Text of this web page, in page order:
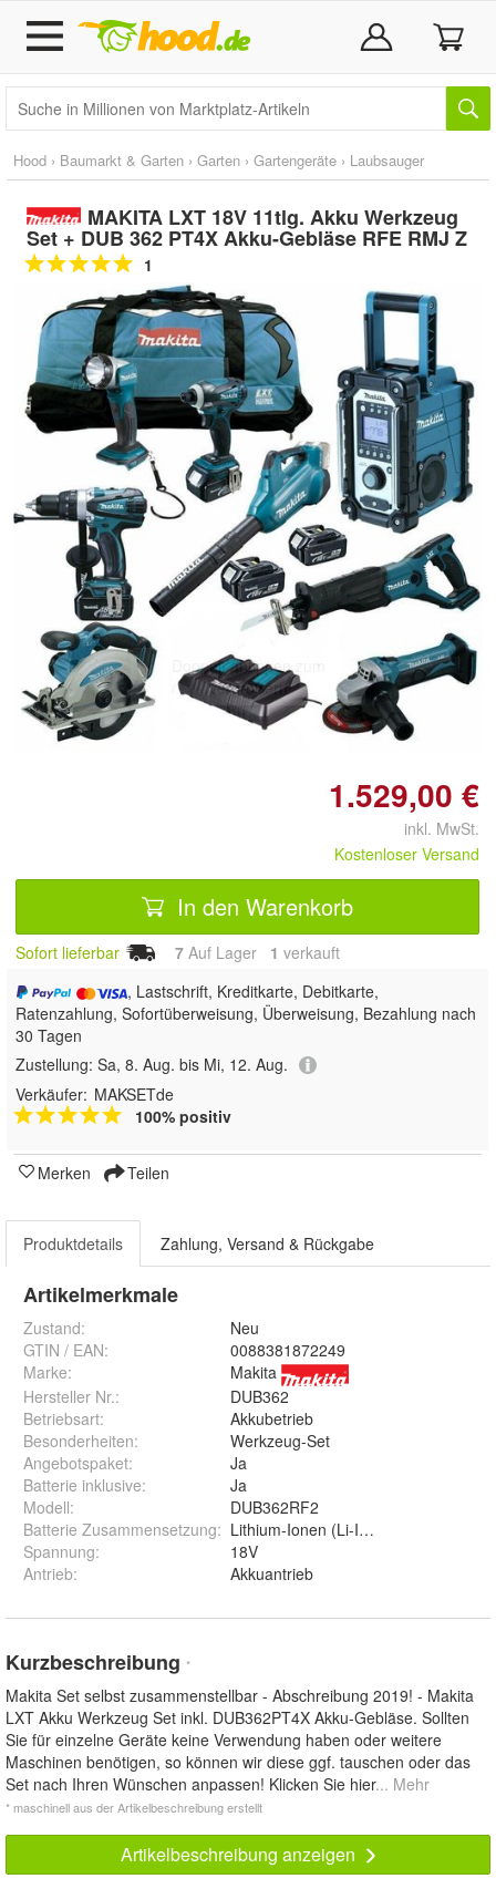
Hood › Baumarkt & Garten › Garten › Gartengeräte › Laubsauger
MAKITA LXT 18V 11tlg. Akku Werkzeug
Set + DUB 362 PT4X Akku-Gebläse RFE RMJ Z
1
Doppelt antippen zum
vergrößern
1.529,00 €
inkl. MwSt.
Kostenloser Versand
In den Warenkorb
Sofort lieferbar 7 Auf Lager 1 verkauft
, Lastschrift, Kreditkarte, Debitkarte,
Ratenzahlung, Sofortüberweisung, Überweisung, Bezahlung nach
30 Tagen
Zustellung: Sa, 8. Aug. bis Mi, 12. Aug.
Verkäufer: MAKSETde
100% positiv
Merken Teilen
Produktdetails Zahlung, Versand & Rückgabe
Artikelmerkmale
Zustand:
Neu
GTIN / EAN:
0088381872249
Marke:
Makita
Hersteller Nr.:
DUB362
Betriebsart:
Akkubetrieb
Besonderheiten:
Werkzeug-Set
Angebotspaket:
Ja
Batterie inklusive:
Ja
Modell:
DUB362RF2
Batterie Zusammensetzung: Lithium-Ionen (Li-Ion)
Spannung:
18V
Antrieb: Akkuantrieb
Kurzbeschreibung *
Makita Set selbst zusammenstellbar - Abschreibung 2019! - Makita
LXT Akku Werkzeug Set inkl. DUB362PT4X Akku-Gebläse. Sollten
Sie für einzelne Geräte keine Verwendung haben oder weitere
Maschinen benötigen, so können wir diese ggf. tauschen oder das
Set nach Ihren Wünschen anpassen! Klicken Sie hier... Mehr
* maschinell aus der Artikelbeschreibung erstellt
Artikelbeschreibung anzeigen